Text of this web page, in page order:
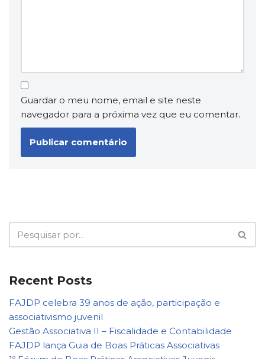
Guardar o meu nome, email e site neste
navegador para a próxima vez que eu comentar.
Recent Posts
FAJDP celebra 39 anos de ação, participação e
associativismo juvenil
Gestão Associativa II – Fiscalidade e Contabilidade
FAJDP lança Guia de Boas Práticas Associativas